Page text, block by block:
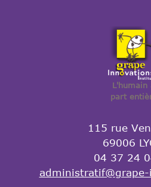
L'humain
part
115 rue
69006
04 37 24